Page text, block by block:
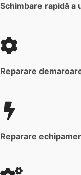
Schimbare rapidă
Reparare
Reparare